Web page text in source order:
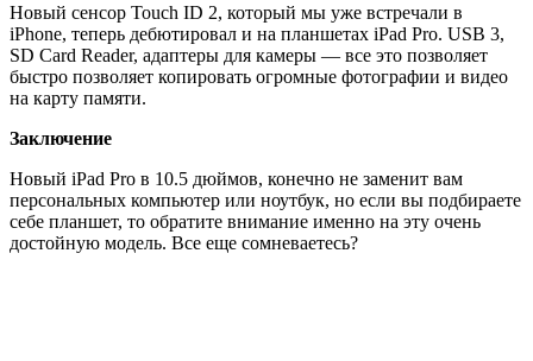
Новый сенсор Touch ID 2, который мы уже встречали в
iPhone, теперь дебютировал и на планшетах iPad Pro. USB 3,
SD Card Reader, адаптеры для камеры — все это позволяет
быстро позволяет копировать огромные фотографии и видео
на карту памяти.
Заключение
Новый iPad Pro в 10.5 дюймов, конечно не заменит вам
персональных компьютер или ноутбук, но если вы подбираете
себе планшет, то обратите внимание именно на эту очень
достойную модель. Все еще сомневаетесь?